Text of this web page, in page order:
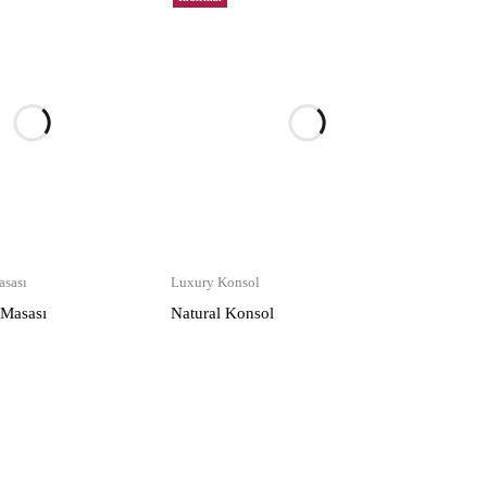
Luxury Konsol
Natural Konsol